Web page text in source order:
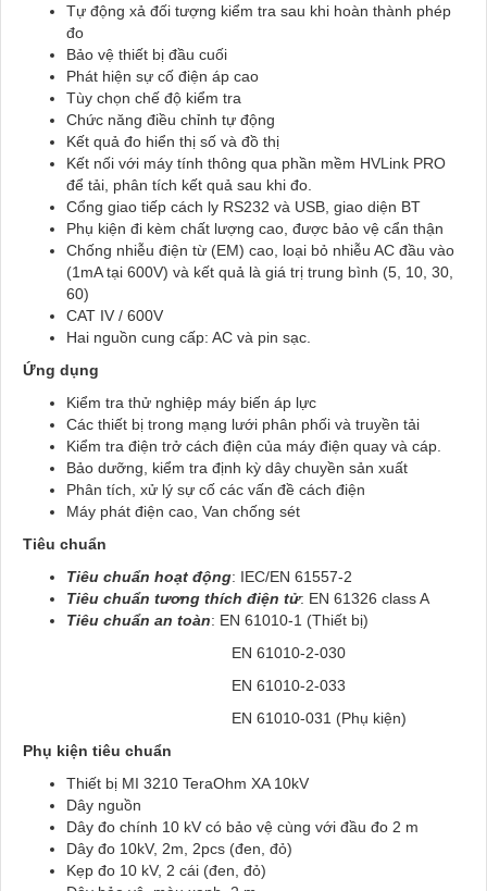
Tự động xả đối tượng kiểm tra sau khi hoàn thành phép
đo
Bảo vệ thiết bị đầu cuối
Phát hiện sự cố điện áp cao
Tùy chọn chế độ kiểm tra
Chức năng điều chỉnh tự động
Kết quả đo hiển thị số và đồ thị
Kết nối với máy tính thông qua phần mềm HVLink PRO
để tải, phân tích kết quả sau khi đo.
Cổng giao tiếp cách ly RS232 và USB, giao diện BT
Phụ kiện đi kèm chất lượng cao, được bảo vệ cẩn thận
Chống nhiễu điện từ (EM) cao, loại bỏ nhiễu AC đầu vào
(1mA tại 600V) và kết quả là giá trị trung bình (5, 10, 30,
60)
CAT IV / 600V
Hai nguồn cung cấp: AC và pin sạc.
Ứng dụng
Kiểm tra thử nghiệp máy biến áp lực
Các thiết bị trong mạng lưới phân phối và truyền tải
Kiểm tra điện trở cách điện của máy điện quay và cáp.
Bảo dưỡng, kiểm tra định kỳ dây chuyền sản xuất
Phân tích, xử lý sự cố các vấn đề cách điện
Máy phát điện cao, Van chống sét
Tiêu chuẩn
Tiêu chuẩn hoạt động: IEC/EN 61557-2
Tiêu chuẩn tương thích điện tử: EN 61326 class A
Tiêu chuẩn an toàn: EN 61010-1 (Thiết bị)
EN 61010-2-030
EN 61010-2-033
EN 61010-031 (Phụ kiện)
Phụ kiện tiêu chuẩn
Thiết bị MI 3210 TeraOhm XA 10kV
Dây nguồn
Dây đo chính 10 kV có bảo vệ cùng với đầu đo 2 m
Dây đo 10kV, 2m, 2pcs (đen, đỏ)
Kẹp đo 10 kV, 2 cái (đen, đỏ)